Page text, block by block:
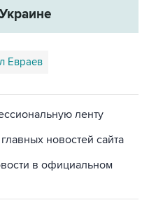
Евраев
ленту
новостей сайта
в официальном